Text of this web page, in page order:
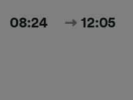
08:24 12:05